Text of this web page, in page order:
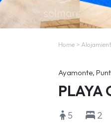
Home >
Ayamonte,
PLAYA
5 2